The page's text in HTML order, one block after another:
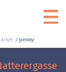
penny